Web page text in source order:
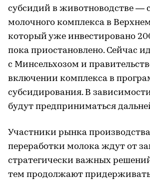
субсидий в животноводстве —
молочного комплекса в
который уже инвестировано
пока приостановлено. Сейчас
с Минсельхозом и
включении комплекса в
субсидирования. В
будут предприниматься
Участники рынка
переработки молока ждут от
стратегически важных
тем продолжают